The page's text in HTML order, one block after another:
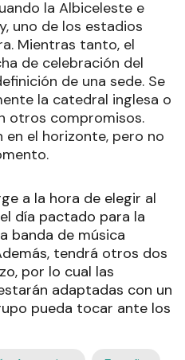
es que el evento
que mostró
la Albiceleste e
uno de los estadios
Mientras tanto, el
de celebración del
de una sede. Se
la catedral inglesa o
el horizonte, pero no
a la hora de elegir al
día pactado para la
banda de música
tendrá otros dos
por lo cual las